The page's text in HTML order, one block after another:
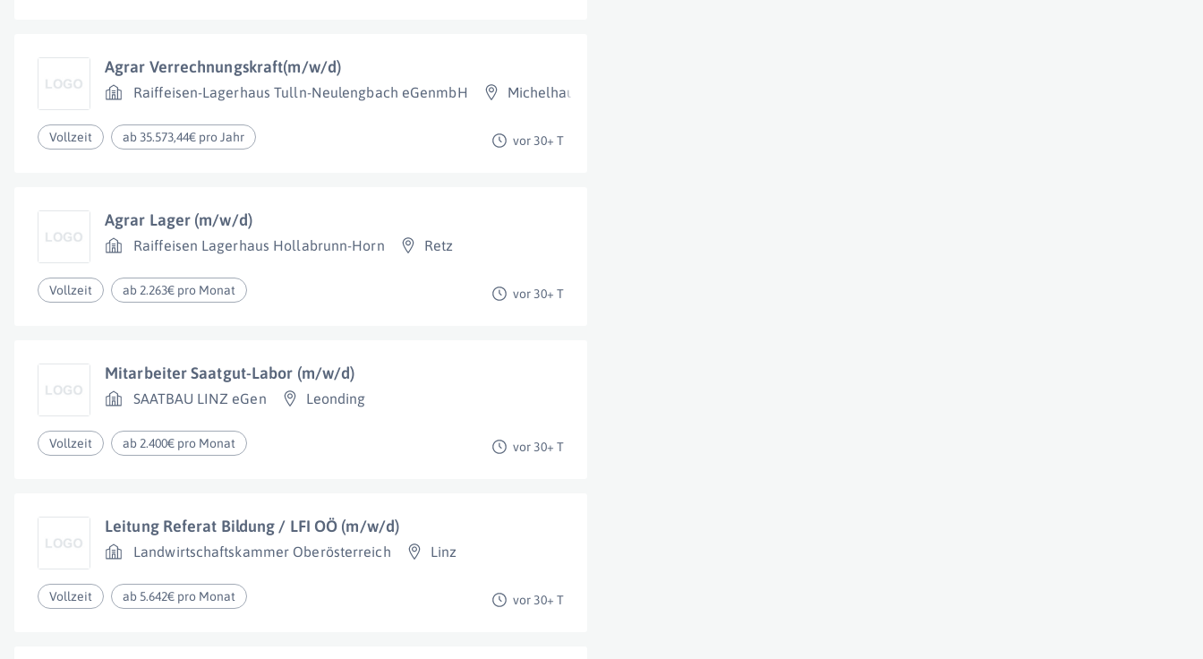
Agrar Verrechnungskraft(m/w/d)
Raiffeisen-Lagerhaus Tulln-Neulengbach eGenmbH Michelhausen
Vollzeit ab 35.573,44€ pro Jahr vor 30+ T
Agrar Lager (m/w/d)
Raiffeisen Lagerhaus Hollabrunn-Horn Retz
Vollzeit ab 2.263€ pro Monat vor 30+ T
Mitarbeiter Saatgut-Labor (m/w/d)
SAATBAU LINZ eGen Leonding
Vollzeit ab 2.400€ pro Monat vor 30+ T
Leitung Referat Bildung / LFI OÖ (m/w/d)
Landwirtschaftskammer Oberösterreich Linz
Vollzeit ab 5.642€ pro Monat vor 30+ T